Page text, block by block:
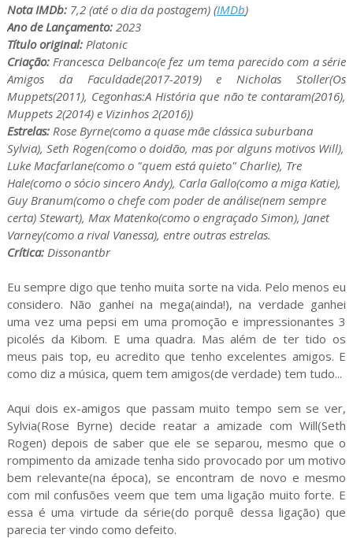
Nota IMDb:7,2 (até o dia da postagem) (IMDb)
Ano de Lançamento:2023
Título original:Platonic
Criação:Francesca Delbanco(e fez um tema parecido com a série
Amigos da Faculdade(2017-2019) e Nicholas Stoller(Os
Muppets(2011), Cegonhas:A História que não te contaram(2016),
Muppets 2(2014) e Vizinhos 2(2016))
Estrelas: Rose Byrne(como a quase mãe clássica suburbana
Sylvia), Seth Rogen(como o doidão, mas por alguns motivos Will),
Luke Macfarlane(como o "quem está quieto" Charlie), Tre
Hale(como o sócio sincero Andy), Carla Gallo(como a miga Katie),
Guy Branum(como o chefe com poder de análise(nem sempre
certa) Stewart), Max Matenko(como o engraçado Simon), Janet
Varney(como a rival Vanessa), entre outras estrelas.
Crítica:Dissonantbr
Eu sempre digo que tenho muita sorte na vida. Pelo menos eu
considero. Não ganhei na mega(ainda!), na verdade ganhei
uma vez uma pepsi em uma promoção e impressionantes 3
picolés da Kibom. E uma quadra. Mas além de ter tido os
meus pais top, eu acredito que tenho excelentes amigos. E
como diz a música, quem tem amigos(de verdade) tem tudo...
Aqui dois ex-amigos que passam muito tempo sem se ver,
Sylvia(Rose Byrne) decide reatar a amizade com Will(Seth
Rogen) depois de saber que ele se separou, mesmo que o
rompimento da amizade tenha sido provocado por um motivo
bem relevante(na época), se encontram de novo e mesmo
com mil confusões veem que tem uma ligação muito forte. E
essa é uma virtude da série(do porquê dessa ligação) que
parecia ter vindo como defeito.